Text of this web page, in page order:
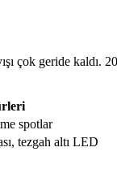
çok geride kaldı.
spotlar
tezgah altı LED